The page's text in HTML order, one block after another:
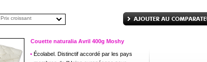
Prix croissant
Couette naturalia Avril 400g Moshy
Écolabel. Distinctif accordé par les pays